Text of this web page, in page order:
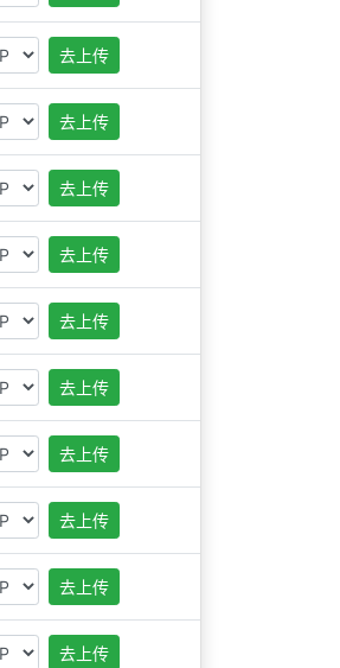
去上传
去上传
去上传
去上传
去上传
去上传
去上传
去上传
去上传
去上传